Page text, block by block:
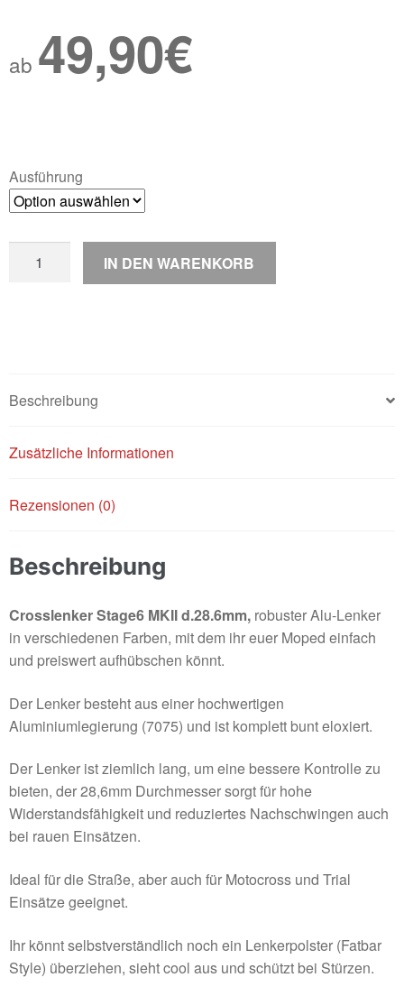
ab 49,90€
Ausführung
IN DEN WARENKORB
Beschreibung
Zusätzliche Informationen
Rezensionen (0)
Beschreibung
Crosslenker Stage6 MKII d.28.6mm, robuster Alu-Lenker
in verschiedenen Farben, mit dem ihr euer Moped einfach
und preiswert aufhübschen könnt.
Der Lenker besteht aus einer hochwertigen
Aluminiumlegierung (7075) und ist komplett bunt eloxiert.
Der Lenker ist ziemlich lang, um eine bessere Kontrolle zu
bieten, der 28,6mm Durchmesser sorgt für hohe
Widerstandsfähigkeit und reduziertes Nachschwingen auch
bei rauen Einsätzen.
Ideal für die Straße, aber auch für Motocross und Trial
Einsätze geeignet.
Ihr könnt selbstverständlich noch ein Lenkerpolster (Fatbar
Style) überziehen, sieht cool aus und schützt bei Stürzen.